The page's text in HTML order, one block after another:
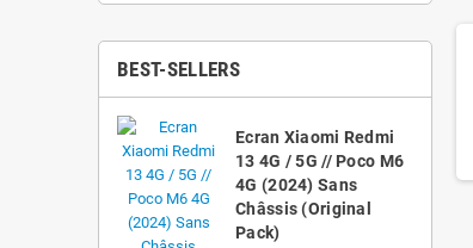
BEST-SELLERS
Ecran Xiaomi Redmi
13 4G / 5G // Poco M6
4G (2024) Sans
Châssis (Original
Pack)